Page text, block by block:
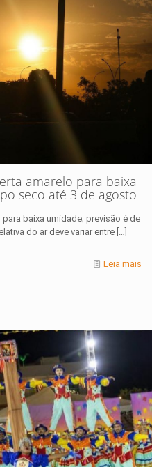
amarelo para baixa
seco até 3 de agosto
baixa umidade; previsão é de
do ar deve variar entre […]
Leia mais